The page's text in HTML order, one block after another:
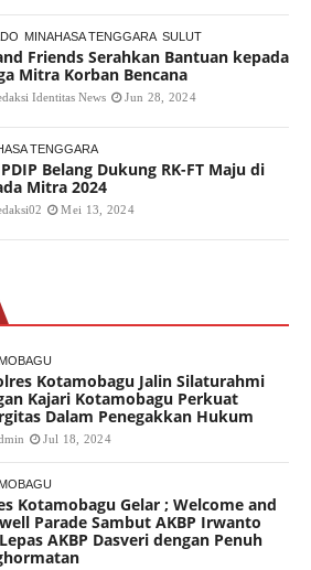
MINAHASA TENGGARA SULUT
Friends Serahkan Bantuan kepada
Mitra Korban Bencana
Identitas News Jun 28, 2024
TENGGARA
PDIP Belang Dukung RK-FT Maju di
Mitra 2024
Mei 13, 2024
Kotamobagu Jalin Silaturahmi
Kajari Kotamobagu Perkuat
Dalam Penegakkan Hukum
Jul 18, 2024
Kotamobagu Gelar ; Welcome and
Parade Sambut AKBP Irwanto
AKBP Dasveri dengan Penuh